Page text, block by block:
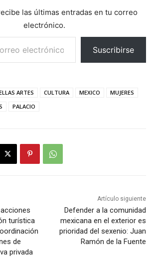
las últimas entradas en tu correo
electrónico.
Suscribirse
ARTES CULTURA MEXICO
MUJERES
PALACIO
turística
de
privada
Artículo siguiente
Defender a la comunidad
mexicana en el exterior es
prioridad del sexenio: Juan
Ramón de la Fuente